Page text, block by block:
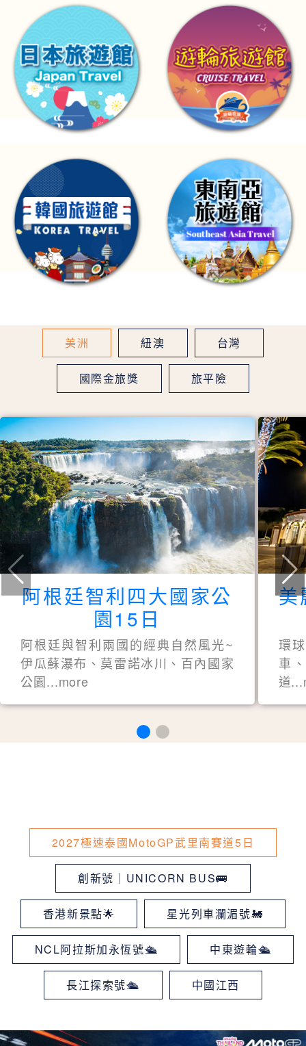
美洲 紐澳 台灣
國際金旅獎 旅平險
阿根廷智利四大國家公
園15日
阿根廷與智利兩國的經典自然風光~
伊瓜蘇瀑布、莫雷諾冰川、百內國家
公園...more
美
環
車
道
2027極速泰國MotoGP武里南賽道5日
創新號｜UNICORN BUS🚌
香港新景點🌟 星光列車瀾湄號🚂
NCL阿拉斯加永恆號🛳 中東遊輪🛳
長江探索號🛳 中國江西